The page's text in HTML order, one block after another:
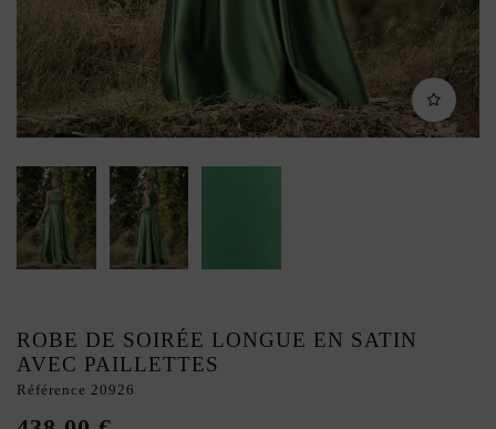
ROBE DE SOIRÉE LONGUE EN SATIN
AVEC PAILLETTES
Référence 20926